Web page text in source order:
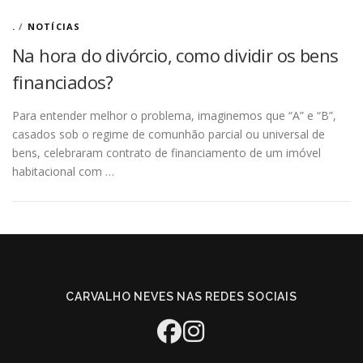
. / NOTÍCIAS
Na hora do divórcio, como dividir os bens
financiados?
Para entender melhor o problema, imaginemos que “A” e “B”,
casados sob o regime de comunhão parcial ou universal de
bens, celebraram contrato de financiamento de um imóvel
habitacional com …
CARVALHO NEVES NAS REDES SOCIAIS